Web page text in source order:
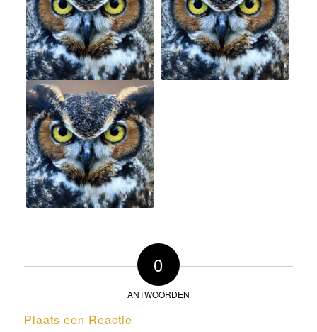
0
ANTWOORDEN
Plaats een Reactie